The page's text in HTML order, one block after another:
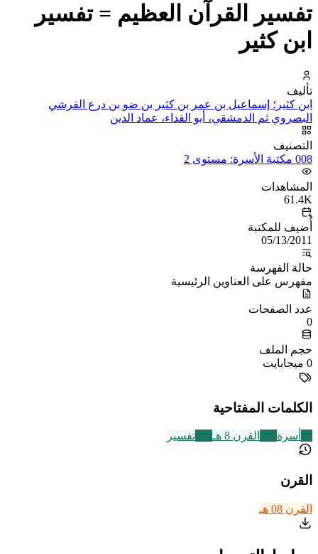
تفسير القرآن العظيم = تفسير
ابن كثير
تأليف
ابن كثير؛ إسماعيل بن عمر بن كثير بن ضو بن درع القرشي
البصروي ثم الدمشقي، أبو الفداء، عماد الدين
التصنيف
008 مكتبة الأسرة: مستوى 2
المشاهدات
61.4K
أُضيف للمكتبة
05/13/2011
حالة الفهرسة
مفهرس على العناوين الرئيسية
عدد الصفحات
0
حجم الملف
0 ميجابايت
الكلمات المفتاحية
أسرة القرن 8 هـ تفسير
القرن
القرن 08 هـ